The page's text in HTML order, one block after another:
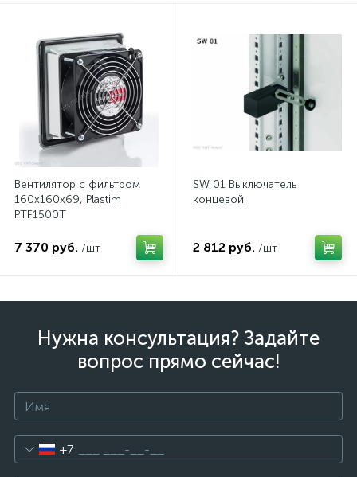
Вентилятор с фильтром
160x160x69, Plastim
PTF1500T
7 370 руб. /шт
SW 01 Выключатель
концевой
2 812 руб. /шт
Нужна консультация? Задайте
вопрос прямо сейчас!
+7